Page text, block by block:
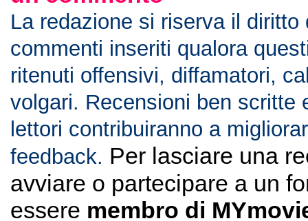
La redazione si riserva il diritto
commenti inseriti qualora
ritenuti offensivi, diffamatori,
volgari. Recensioni ben scritte
lettori contribuiranno a
feedback. Per lasciare una
avviare o partecipare a un
essere membro di